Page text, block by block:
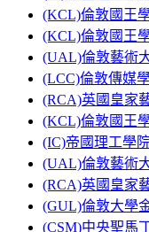
(KCL)倫敦國王
(KCL)倫敦國王
(UAL)倫敦藝術
(LCC)倫敦傳媒
(RCA)英國皇家
(KCL)倫敦國王
(IC)帝國理工學
(UAL)倫敦藝術
(RCA)英國皇家
(GUL)倫敦大學
(CSM)中央聖馬